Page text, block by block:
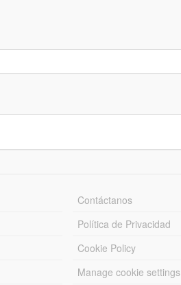
Contáctanos
Política de Privacidad
Cookie Policy
Manage cookie settings